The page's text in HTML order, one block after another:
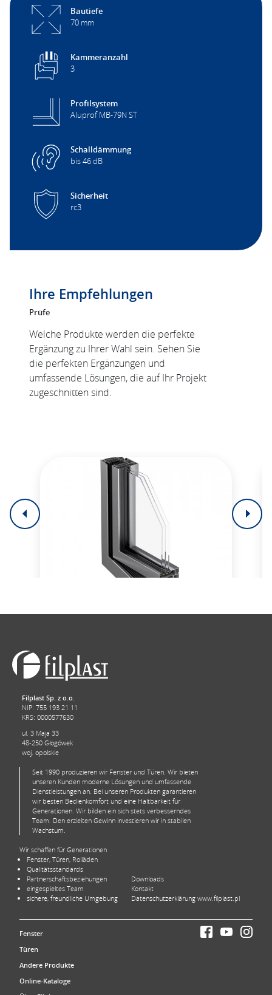
Bautiefe
70 mm
Kammeranzahl
3
Profilsystem
Aluprof MB-79N ST
Schalldämmung
bis 46 dB
Sicherheit
rc3
Ihre Empfehlungen
Prüfe
Welche Produkte werden die perfekte
Ergänzung zu Ihrer Wahl sein. Sehen Sie
die perfekten Ergänzungen und
umfassende Lösungen, die auf Ihr Projekt
zugeschnitten sind.
AluStar 104
gegen Wasser und starken Wind- bis zu 200
km/h. Das System eignet sich ideal für
energiesparende und passive Häusern-
renommierten Passivhaus Institut
Darmstadt (PHI).
Filplast Sp. z o.o.
NIP: 755 193 21 11
KRS: 0000577630
ul. 3 Maja 33
48-250 Głogówek
woj. opolskie
Seit 1990 produzieren wir Fenster und Türen. Wir bieten
unseren Kunden moderne Lösungen und umfassende
Dienstleistungen an. Bei unseren Produkten garantieren
wir besten Bedienkomfort und eine Haltbarkeit für
Generationen. Wir bilden ein sich stets verbesserndes
Team. Den erzielten Gewinn investieren wir in stabilen
Wachstum.
Wir schaffen für Generationen
Fenster, Türen, Rolläden
Qualitätsstandards
Partnerschaftsbeziehungen
eingespieltes Team
sichere, freundliche Umgebung
Downloads
Kontakt
Datenschutzerklärung www.filplast.pl
Fenster
Türen
Andere Produkte
Online-Kataloge